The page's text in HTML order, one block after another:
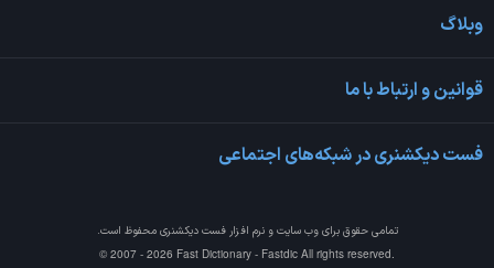
وبلاگ
قوانین و ارتباط با ما
فست دیکشنری در شبکه‌های اجتماعی
تمامی حقوق برای وب سایت و نرم افزارفست دیکشنری محفوظ است.
© 2007 - 2026 Fast Dictionary - Fastdic All rights reserved.